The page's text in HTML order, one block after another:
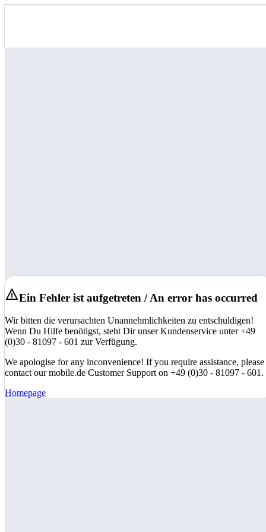
Ein Fehler ist aufgetreten / An error has occurred
Wir bitten die verursachten Unannehmlichkeiten zu entschuldigen!
Wenn Du Hilfe benötigst, steht Dir unser Kundenservice unter +49
(0)30 - 81097 - 601 zur Verfügung.
We apologise for any inconvenience! If you require assistance, please
contact our mobile.de Customer Support on +49 (0)30 - 81097 - 601.
Homepage